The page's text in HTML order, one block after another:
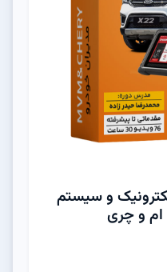
و سیستم
ام و چری